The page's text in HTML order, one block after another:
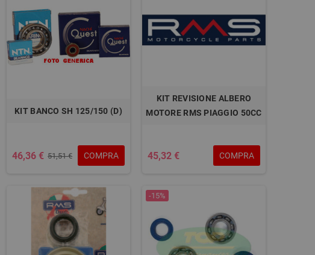
KIT BANCO SH 125/150 (D)
46,36 € 51,51 € COMPRA
KIT REVISIONE ALBERO
MOTORE RMS PIAGGIO 50CC
45,32 € COMPRA
-15%